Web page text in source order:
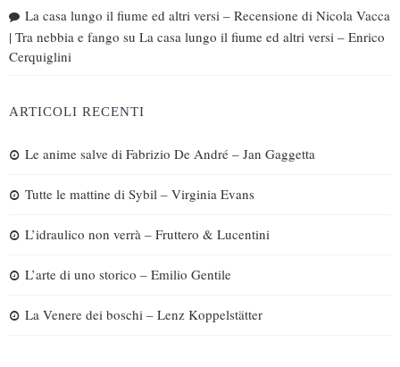
La casa lungo il fiume ed altri versi – Recensione di Nicola Vacca
| Tra nebbia e fango su La casa lungo il fiume ed altri versi – Enrico
Cerquiglini
ARTICOLI RECENTI
Le anime salve di Fabrizio De André – Jan Gaggetta
Tutte le mattine di Sybil – Virginia Evans
L’idraulico non verrà – Fruttero & Lucentini
L’arte di uno storico – Emilio Gentile
La Venere dei boschi – Lenz Koppelstätter